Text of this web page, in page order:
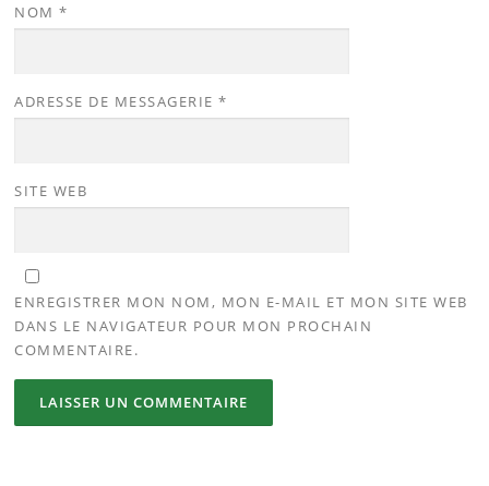
NOM*
ADRESSE DE MESSAGERIE*
SITE WEB
ENREGISTRER MON NOM, MON E-MAIL ET MON SITE WEB
DANS LE NAVIGATEUR POUR MON PROCHAIN
COMMENTAIRE.